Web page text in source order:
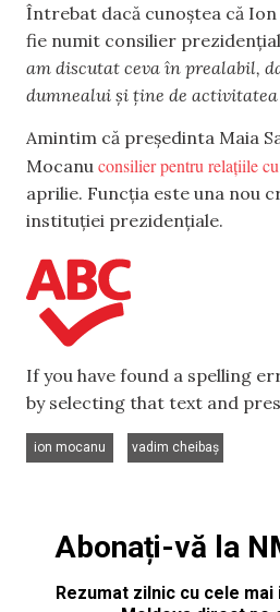
Întrebat dacă cunoștea că Ion
fie numit consilier
am discutat ceva în prealabil,
dumnealui și ține de
Amintim că președinta Maia
Mocanu consilier pentru relațiile
aprilie. Funcția este una nou
instituției prezidențiale.
If you have found a spelling
by selecting that text and
ion mocanu
vadim cheibaș
Abonați-vă la
Rezumat zilnic cu cele